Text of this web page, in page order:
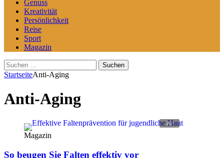
Genuss
Kreativität
Persönlichkeit
Reise
Sport
Magazin
Suchen
nach:
StartseiteAnti-Aging
Anti-Aging
Magazin
So beugen Sie Falten effektiv vor